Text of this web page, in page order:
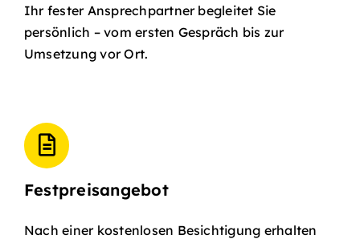
Ihr fester Ansprechpartner begleitet Sie
persönlich – vom ersten Gespräch bis zur
Umsetzung vor Ort.
Festpreisangebot
Nach einer kostenlosen Besichtigung erhalten